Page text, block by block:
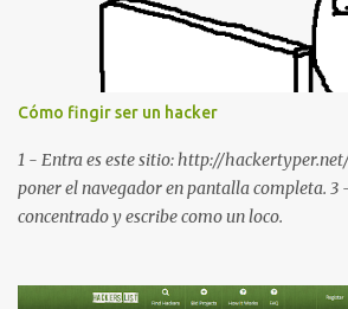
de software PDA y de firmware
dirección Bluetooth del smartphone
la dirección MAC del la tarjeta WiFi del
: Visualiza la versión de la pantalla táctil
*#*#3264#*#* : Muestra que versión de
disponible en el smartphone o la tablet
Visualiza la información detallada d...
Cómo fingir ser un hacker
1 - Entra es este sitio: http://
poner el navegador en pantalla completa. 3
concentrado y escribe como un loco.